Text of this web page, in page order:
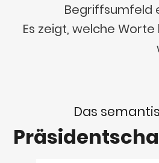
Begriffsumfeld
Es zeigt, welche
Das